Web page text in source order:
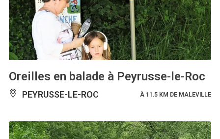
Oreilles en balade à Peyrusse-le-Roc
PEYRUSSE-LE-ROC À 11.5 KM DE MALEVILLE